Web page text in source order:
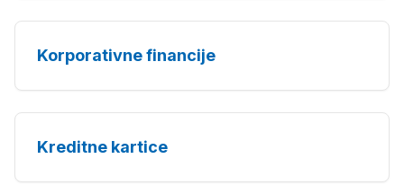
Korporativne financije
Kreditne kartice